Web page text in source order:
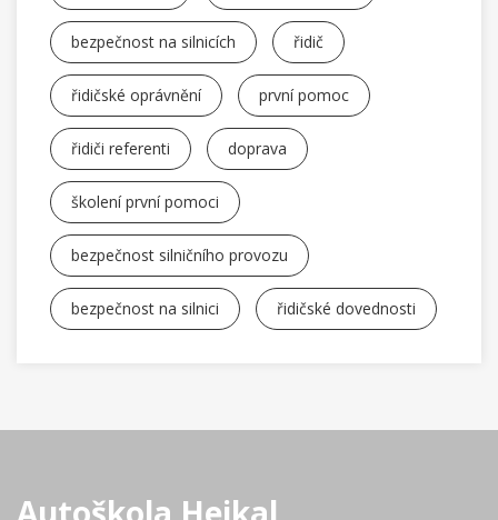
bezpečnost na silnicích řidič
řidičské oprávnění první pomoc
řidiči referenti doprava
školení první pomoci
bezpečnost silničního provozu
bezpečnost na silnici řidičské dovednosti